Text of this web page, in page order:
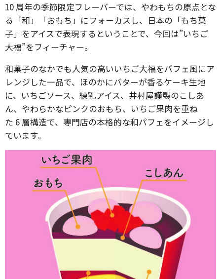
10 周年の季節限定フレーバーでは、やわもちの原点とな
る「和」「おもち」にフォーカスし、日本の「もち菓
子」をアイスで表現するということで、今回は”いちご
大福”をフィーチャー。
和菓子のなかでも人気の高いいちご大福をパフェ風にア
レンジした一品で、ほのかにバターが香るケーキ生地
に、いちごソース、練乳アイス、井村屋謹製のこしあ
ん、やわらかなピンクのおもち、いちご果肉を重ね
た 6 層構造で、専門店の本格的な和パフェをイメージし
ています。